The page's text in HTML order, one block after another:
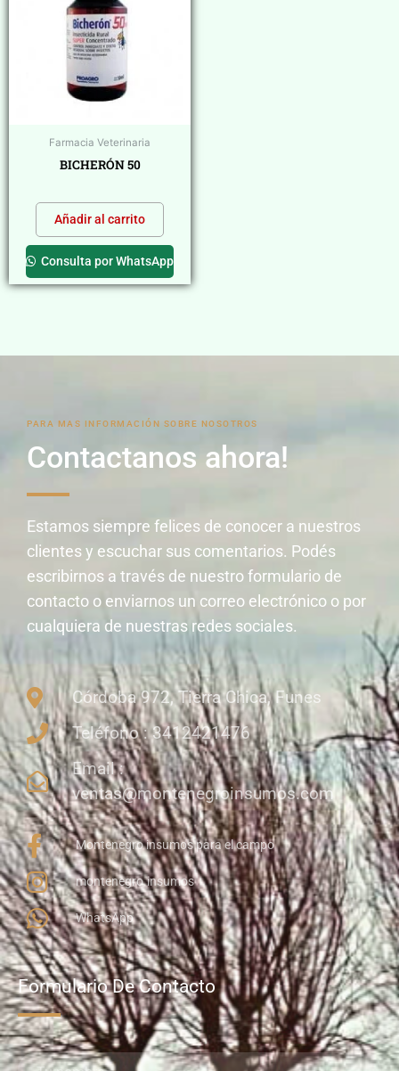
Farmacia Veterinaria
BICHERÓN 50
Añadir al carrito
Consulta por WhatsApp
PARA MAS INFORMACIÓN SOBRE NOSOTROS
Contactanos ahora!
Estamos siempre felices de conocer a nuestros
clientes y escuchar sus comentarios. Podés
escribirnos a través de nuestro formulario de
contacto o enviarnos un correo electrónico o por
cualquiera de nuestras redes sociales.
Córdoba 972, Tierra Chica, Funes
Teléfono : 3412421476
Email :
ventas@montenegroinsumos.com
Montenegro insumos para el campo
montenegro.insumos
WhatsApp
Formulario De Contacto